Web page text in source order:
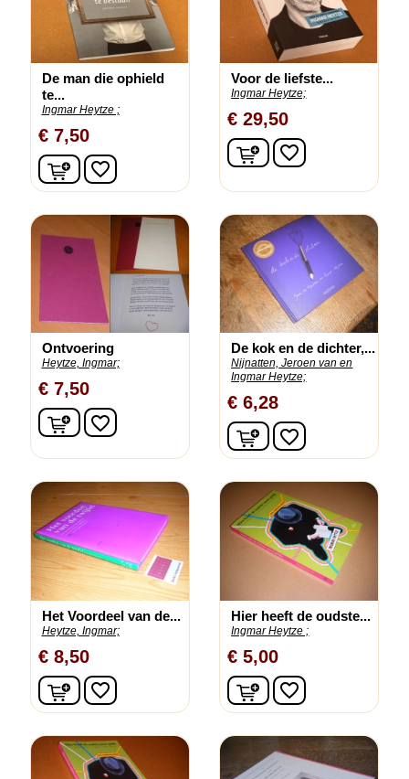
De man die ophield
te...
Ingmar Heytze ;
€ 7,50
In winkelwagen
favorite_border
Voor de liefste...
Ingmar Heytze;
€ 29,50
In winkelwagen
favorite_border
Ontvoering
Heytze, Ingmar;
€ 7,50
In winkelwagen
favorite_border
De kok en de dichter,...
Nijnatten, Jeroen van en
Ingmar Heytze;
€ 6,28
In winkelwagen
favorite_border
Het Voordeel van de...
Heytze, Ingmar;
€ 8,50
In winkelwagen
favorite_border
Hier heeft de oudste...
Ingmar Heytze ;
€ 5,00
In winkelwagen
favorite_border